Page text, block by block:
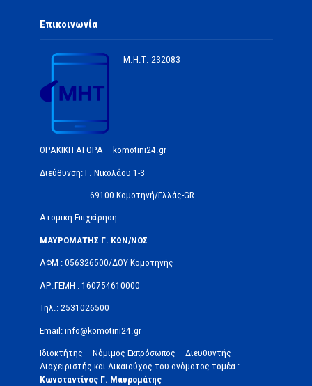
Επικοινωνία
Μ.Η.Τ. 232083
ΘΡΑΚΙΚΗ ΑΓΟΡΑ – komotini24.gr
Διεύθυνση: Γ. Νικολάου 1-3
69100 Κομοτηνή/Ελλάς-GR
Ατομική Επιχείρηση
ΜΑΥΡΟΜΑΤΗΣ Γ. ΚΩΝ/ΝΟΣ
ΑΦΜ : 056326500/ΔOΥ Κομοτηνής
ΑΡ.ΓΕΜΗ : 160754610000
Τηλ.: 2531026500
Email: info@komotini24.gr
Ιδιοκτήτης – Νόμιμος Εκπρόσωπος – Διευθυντής –
Διαχειριστής και Δικαιούχος του ονόματος τομέα :
Κωνσταντίνος Γ. Μαυρομάτης